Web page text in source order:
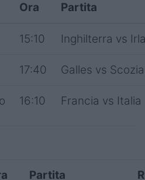
Ora Partita
15:10 Inghilterra vs
17:40 Galles vs Scozia
16:10 Francia vs Italia
Partita